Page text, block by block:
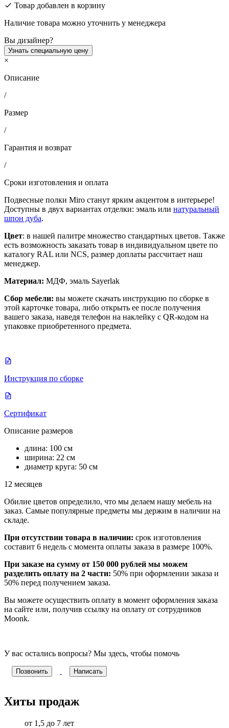
Товар добавлен в корзину
Наличие товара можно уточнить у менеджера
Вы дизайнер?
Узнать специальную цену
×
Описание
/
Размер
/
Гарантия и возврат
/
Сроки изготовления и оплата
Подвесные полки Miro станут ярким акцентом в интерьере!
Доступны в двух вариантах отделки: эмаль или натуральный
шпон дуба.
Цвет: в нашей палитре множество стандартных цветов. Также
есть возможность заказать товар в индивидуальном цвете по
каталогу RAL или NCS, размер доплаты рассчитает наш
менеджер.
Материал: МДФ, эмаль Sayerlak
Сбор мебели: вы можете скачать инструкцию по сборке в
этой карточке товара, либо открыть ее после получения
вашего заказа, наведя телефон на наклейку с QR-кодом на
упаковке приобретенного предмета.
Инструкция по сборке
Сертификат
Описание размеров
длина: 100 см
ширина: 22 см
диаметр круга: 50 см
12 месяцев
Обилие цветов определило, что мы делаем нашу мебель на
заказ. Самые популярные предметы мы держим в наличии на
складе.
При отсутствии товара в наличии: срок изготовления
составит 6 недель с момента оплаты заказа в размере 100%.
При заказе на сумму от 150 000 рублей мы можем
разделить оплату на 2 части: 50% при оформлении заказа и
50% перед получением заказа.
Вы можете осуществить оплату в момент оформления заказа
на сайте или, получив ссылку на оплату от сотрудников
Moonk.
У вас остались вопросы? Мы здесь, чтобы помочь
Позвонить Написать
Хиты продаж
от 1,5 до 7 лет